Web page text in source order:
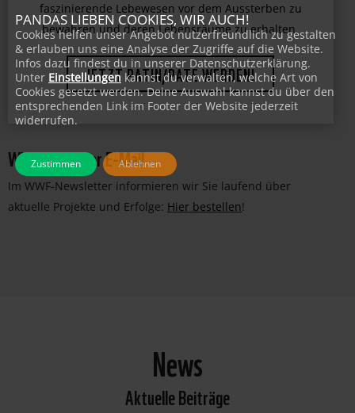
faszinierende Lebewesen vor dem Aussterben zu
bewahren und deren Lebensräume zu erhalten.
JETZT PATIN/PATE WERDEN!
WWF-News per E-Mail
Im WWF-Newsletter informieren wir Sie laufend über
aktuelle Projekte und Erfolge: Hier bestellen!
News
Aktuelle Beiträge
PANDAS LIEBEN COOKIES, WIR AUCH!
Cookies helfen unser Angebot nutzerfreundlich zu gestalten
& erlauben uns eine Analyse der Zugriffe auf die Website.
Infos dazu findest du in unserer Datenschutzerklärung.
Unter Einstellungen kannst du verwalten, welche Art von
Cookies gesetzt werden. Deine Auswahl kannst du über den
entsprechenden Link im Footer der Website jederzeit
widerrufen.
Zustimmen Ablehnen